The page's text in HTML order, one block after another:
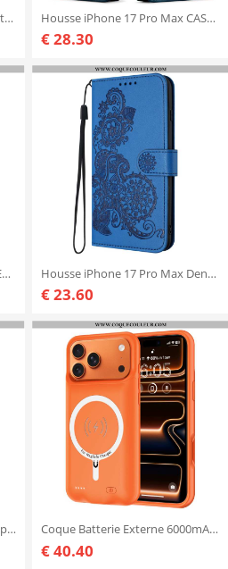
Housse iPhone 17 Pro Max Matelassée avec Lanière et Bandoulière Housse iPhone 17 Pro Max CASEME
€ 28.30
Flip Cover iPhone 17 Pro Max Effet Daim LC.IMEEKE Housse iPhone 17 Pro Max Dentelle Florale
€ 23.60
Housse iPhone 17 Pro Max Empreinte Triangle Coque Batterie Externe 6000mAh pour iPhone 17 Pro Max MagSafe
€ 40.40